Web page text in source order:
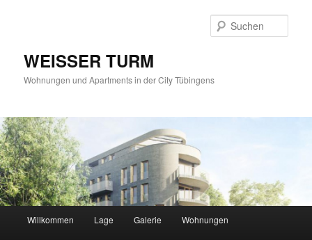
WEISSER TURM
Wohnungen und Apartments in der City Tübingens
Zum
Willkommen Lage Galerie Wohnungen